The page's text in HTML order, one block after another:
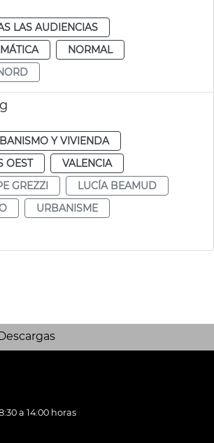
LAS AUDIENCIAS
NORMAL
Y VIVIENDA
OEST
VALENCIA
GREZZI
LUCÍA BEAMUD
URBANISME
a 14:00 horas